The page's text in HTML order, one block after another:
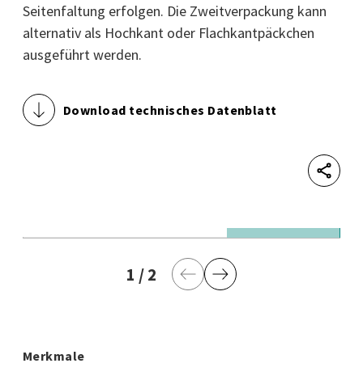
Seitenfaltung erfolgen. Die Zweitverpackung kann
alternativ als Hochkant oder Flachkantpäckchen
ausgeführt werden.
Download technisches Datenblatt
© Theegarten-Pactec GmbH & Co. KG
U1+F1 Schneid- und Verpackungsmaschine
1 aktuelle Seite
/2 letzte Seite
Vorherige Seite
Nächste Seite
Merkmale